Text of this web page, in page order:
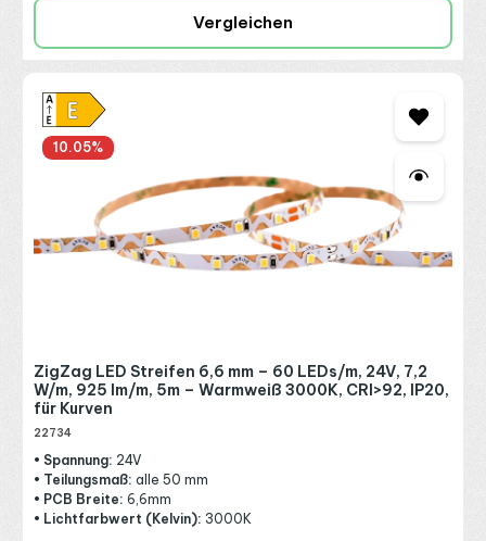
Vergleichen
10.05%
ZigZag LED Streifen 6,6 mm – 60 LEDs/m, 24V, 7,2
W/m, 925 lm/m, 5m – Warmweiß 3000K, CRI>92, IP20,
für Kurven
22734
• Spannung: 24V
• Teilungsmaß: alle 50 mm
• PCB Breite: 6,6mm
• Lichtfarbwert (Kelvin): 3000K